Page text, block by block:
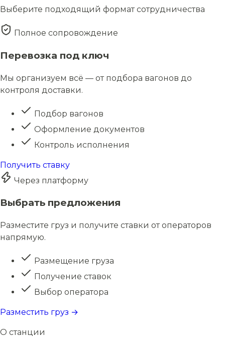
Выберите подходящий формат сотрудничества
Полное сопровождение
Перевозка под ключ
Мы организуем всё — от подбора вагонов до
контроля доставки.
Подбор вагонов
Оформление документов
Контроль исполнения
Получить ставку
Через платформу
Выбрать предложения
Разместите груз и получите ставки от операторов
напрямую.
Размещение груза
Получение ставок
Выбор оператора
Разместить груз →
О станции